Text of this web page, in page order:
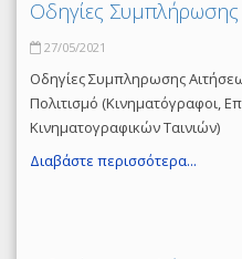
Οδηγίες Συμπλήρωσης
27/05/2021
Οδηγίες Συμπληρωσης
Πολιτισμό (Κινηματόγραφοι,
Κινηματογραφικών Ταινιών)
Διαβάστε περισσότερα...